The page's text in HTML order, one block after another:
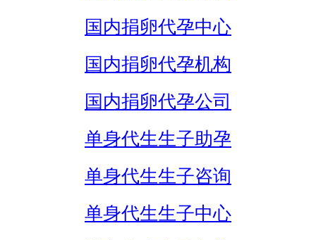
国内捐卵代孕中心
国内捐卵代孕机构
国内捐卵代孕公司
单身代生生子助孕
单身代生生子咨询
单身代生生子中心